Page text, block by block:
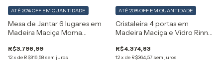
Mesa de Jantar 6 lugares em
Madeira Maciça Moma
R$3.798,99
12x de R$316,58 sem juros
ATÉ 20% OFF EM QUANTIDADE
Cristaleira 4 portas em
Madeira Maciça e Vidro Rinno
R$4.374,83
12x de R$364,57 sem juros
ATÉ 20% OFF EM QUANTIDADE